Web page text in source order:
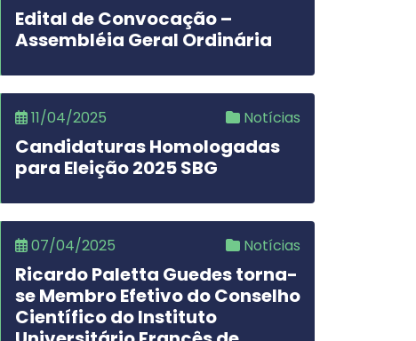
Edital de Convocação –
Assembléia Geral Ordinária
11/04/2025 Notícias
Candidaturas Homologadas
para Eleição 2025 SBG
07/04/2025 Notícias
Ricardo Paletta Guedes torna-
se Membro Efetivo do Conselho
Científico do Instituto